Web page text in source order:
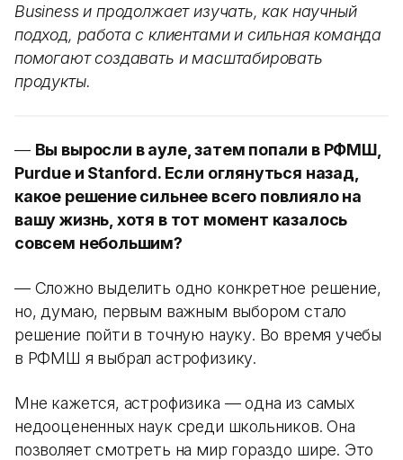
Business и продолжает изучать, как научный
подход, работа с клиентами и сильная команда
помогают создавать и масштабировать
продукты.
— Вы выросли в ауле, затем попали в РФМШ,
Purdue и Stanford. Если оглянуться назад,
какое решение сильнее всего повлияло на
вашу жизнь, хотя в тот момент казалось
совсем небольшим?
— Сложно выделить одно конкретное решение,
но, думаю, первым важным выбором стало
решение пойти в точную науку. Во время учебы
в РФМШ я выбрал астрофизику.
Мне кажется, астрофизика — одна из самых
недооцененных наук среди школьников. Она
позволяет смотреть на мир гораздо шире. Это